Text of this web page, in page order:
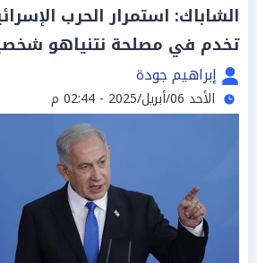
الشاباك: استمرار الحرب
تخدم في مصلحة نتنياهو
إبراهيم جودة
الأحد 06/أبريل/2025 - 02:44 م